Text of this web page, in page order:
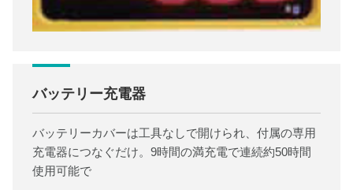
バッテリー充電器
バッテリーカバーは工具なしで開けられ、付属の専用
充電器につなぐだけ。9時間の満充電で連続約50時間
使用可能で